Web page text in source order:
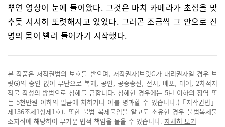
뿌연 영상이 눈에 들어왔다. 그것은 마치 카메라가 초점을 맞
추듯 서서히 또렷해지고 있었다. 그러곤 조금씩 그 안으로 진
명의 몸이 빨려 들어가기 시작했다.
본 작품은 저작권법의 보호를 받으며, 저작권자(브릿G가 대리권자일 경우 브
릿G)의 승인 없이 무단으로 복제, 공연, 공중송신, 전시, 배포, 대여, 2차적저
작물 작성의 방법으로 침해를 금합니다. 침해한 경우에는 5년 이하의 징역 또
는 5천만원 이하의 벌금에 처하거나 이를 병과할 수 있습니다.(「저작권법」
제136조제1항제1호). 또한 불법 복제물임을 알고도 소유한 경우 불법복제물
소지죄에 해당하여 무거운 법적 책임을 물을 수 있습니다. 자세히 보기